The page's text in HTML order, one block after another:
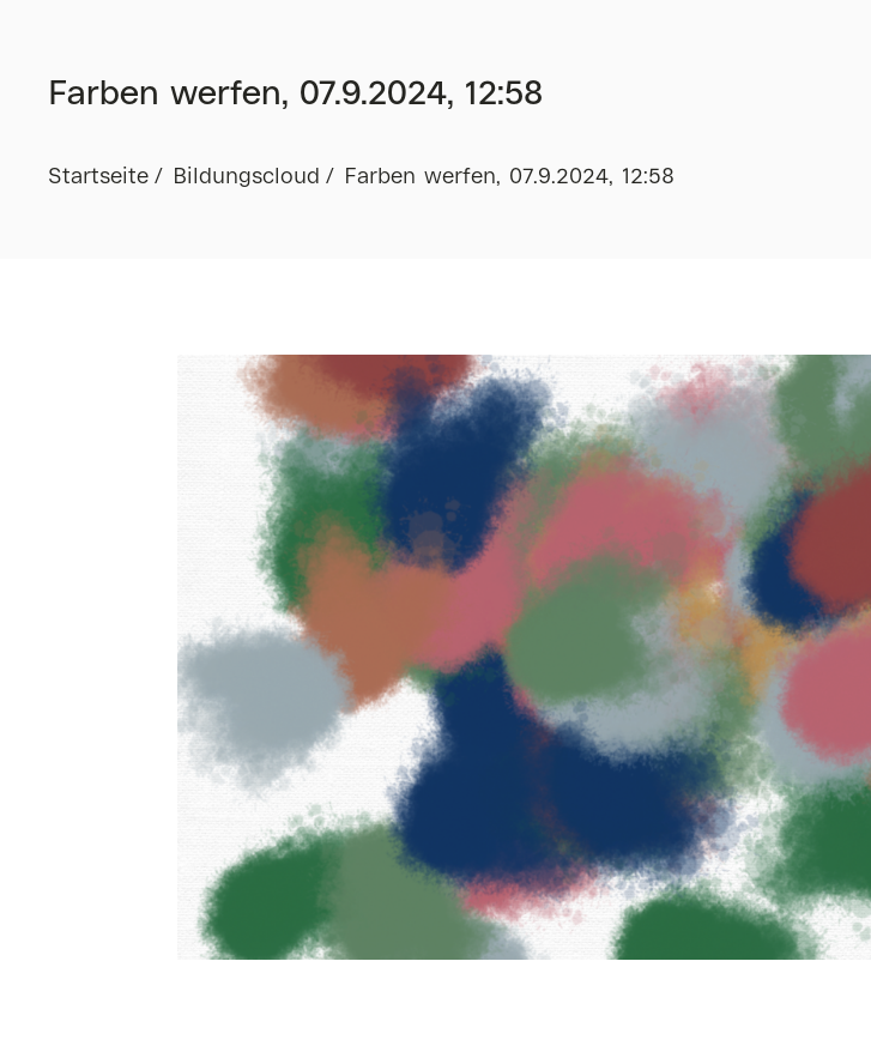
Farben werfen, 07.9.2024, 12:58
Startseite Bildungscloud Farben werfen, 07.9.2024, 12:58